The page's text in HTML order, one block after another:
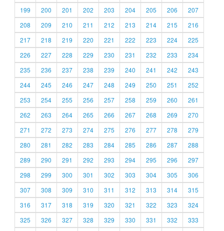
199
200 201 202 203 204 205 206
207
208
209 210 211 212 213 214 215
216
217
218 219 220 221 222 223 224
225
226
227 228 229 230 231 232 233
234
235
236 237 238 239 240 241 242
243
244
245 246 247 248 249 250 251
252
253
254 255 256 257 258 259 260
261
262
263 264 265 266 267 268 269
270
271
272 273 274 275 276 277 278
279
280
281 282 283 284 285 286 287
288
289
290 291 292 293 294 295 296
297
298
299 300 301 302 303 304 305
306
307
308 309 310 311 312 313 314
315
316
317 318 319 320 321 322 323
324
325
326 327 328 329 330 331 332
333